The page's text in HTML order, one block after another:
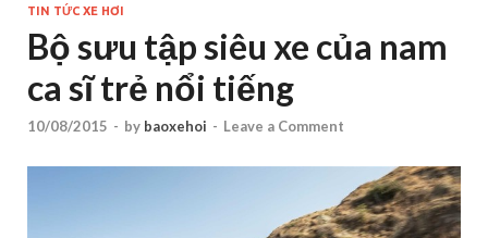
TIN TỨC XE HƠI
Bộ sưu tập siêu xe của nam
ca sĩ trẻ nổi tiếng
10/08/2015 - by baoxehoi - Leave a Comment